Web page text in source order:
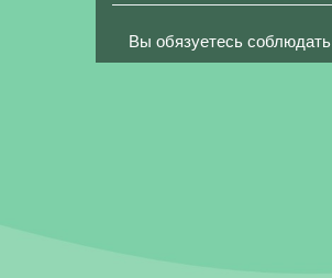
Вы обязуетесь соблюдать